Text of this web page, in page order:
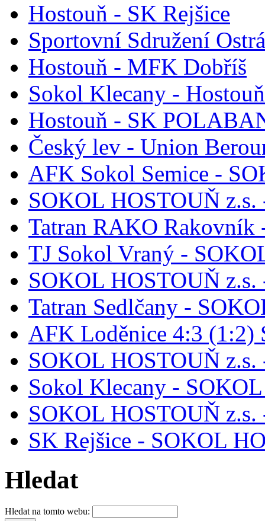
Hostouň - SK Rejšice
Sportovní Sdružení
Hostouň - MFK Dobříš
Sokol Klecany - Hostouň
Hostouň - SK
Český lev - Union
AFK Sokol Semice -
SOKOL HOSTOUŇ
Tatran RAKO Rakovník
TJ Sokol Vraný -
SOKOL HOSTOUŇ
Tatran Sedlčany -
AFK Loděnice 4:3 (1:2)
SOKOL HOSTOUŇ
Sokol Klecany -
SOKOL HOSTOUŇ
SK Rejšice - SOKOL
Hledat
Hledat na tomto webu: